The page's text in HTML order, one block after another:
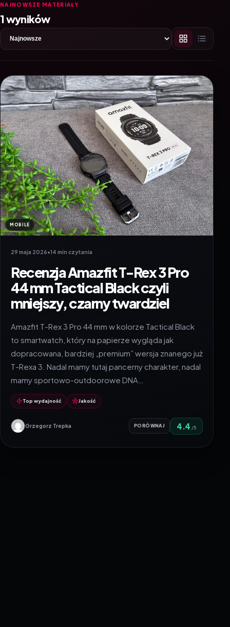
NAJNOWSZE MATERIAŁY
1 wyników
MOBILE
29 maja 2026•14 min czytania
Recenzja Amazfit T-Rex 3 Pro
44 mm Tactical Black czyli
mniejszy, czarny twardziel
Amazfit T-Rex 3 Pro 44 mm w kolorze Tactical Black
to smartwatch, który na papierze wygląda jak
dopracowana, bardziej „premium” wersja znanego już
T-Rexa 3. Nadal mamy tutaj pancerny charakter, nadal
mamy sportowo-outdoorowe DNA…
Top wydajność Jakość
Grzegorz Trepka PORÓWNAJ 4.4 /5